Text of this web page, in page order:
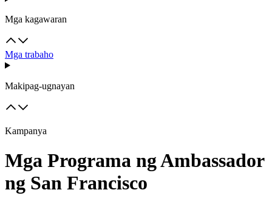
Mga kagawaran
Mga trabaho
Makipag-ugnayan
Kampanya
Mga Programa ng Ambassador
ng San Francisco